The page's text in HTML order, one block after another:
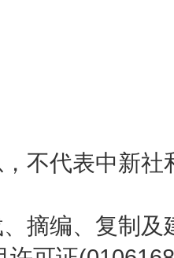
不代表中新
摘编、复制